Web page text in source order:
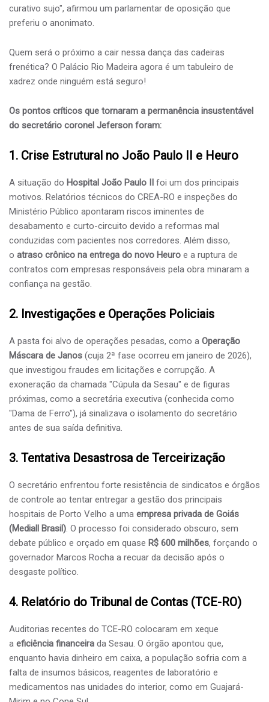
curativo sujo", afirmou um parlamentar de oposição que
preferiu o anonimato.
Quem será o próximo a cair nessa dança das cadeiras
frenética? O Palácio Rio Madeira agora é um tabuleiro de
xadrez onde ninguém está seguro!
Os pontos críticos que tornaram a permanência insustentável
do secretário coronel Jeferson foram:
​1. Crise Estrutural no João Paulo II e Heuro
​A situação do Hospital João Paulo II foi um dos principais
motivos. Relatórios técnicos do CREA-RO e inspeções do
Ministério Público apontaram riscos iminentes de
desabamento e curto-circuito devido a reformas mal
conduzidas com pacientes nos corredores. Além disso,
o atraso crônico na entrega do novo Heuro e a ruptura de
contratos com empresas responsáveis pela obra minaram a
confiança na gestão.
​2. Investigações e Operações Policiais
​A pasta foi alvo de operações pesadas, como a Operação
Máscara de Janos (cuja 2ª fase ocorreu em janeiro de 2026),
que investigou fraudes em licitações e corrupção. A
exoneração da chamada "Cúpula da Sesau" e de figuras
próximas, como a secretária executiva (conhecida como
"Dama de Ferro"), já sinalizava o isolamento do secretário
antes de sua saída definitiva.
​3. Tentativa Desastrosa de Terceirização
​O secretário enfrentou forte resistência de sindicatos e órgãos
de controle ao tentar entregar a gestão dos principais
hospitais de Porto Velho a uma empresa privada de Goiás
(Mediall Brasil). O processo foi considerado obscuro, sem
debate público e orçado em quase R$ 600 milhões, forçando o
governador Marcos Rocha a recuar da decisão após o
desgaste político.
​4. Relatório do Tribunal de Contas (TCE-RO)
​Auditorias recentes do TCE-RO colocaram em xeque
a eficiência financeira da Sesau. O órgão apontou que,
enquanto havia dinheiro em caixa, a população sofria com a
falta de insumos básicos, reagentes de laboratório e
medicamentos nas unidades do interior, como em Guajará-